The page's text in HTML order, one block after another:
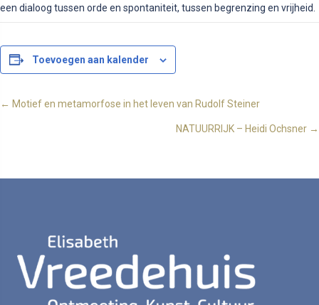
een dialoog tussen orde en spontaniteit, tussen begrenzing en vrijheid.
Toevoegen aan kalender
Posts
← Motief en metamorfose in het leven van Rudolf Steiner
NATUURRIJK – Heidi Ochsner →